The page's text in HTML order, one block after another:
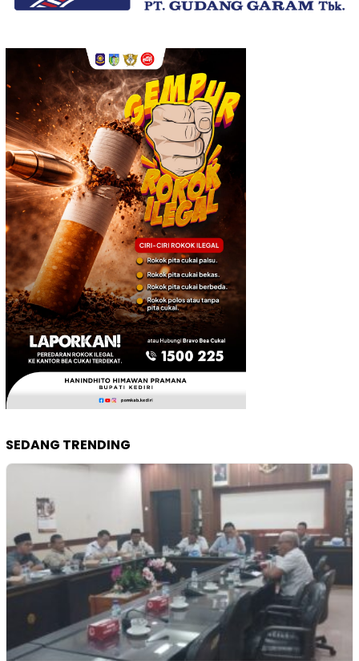
SEDANG TRENDING